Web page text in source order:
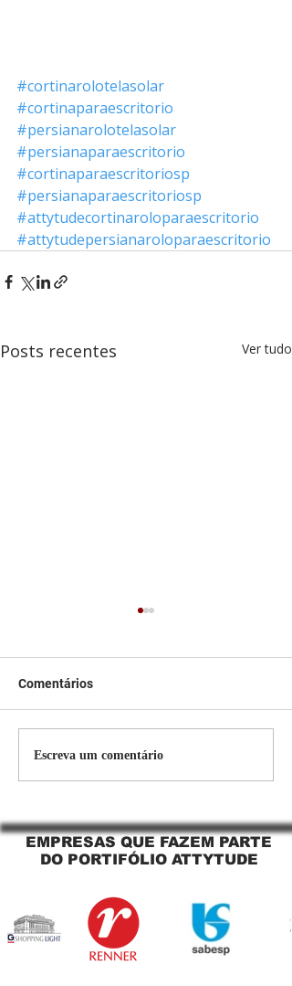
#cortinarolotelasolar
#cortinaparaescritorio
#persianarolotelasolar
#persianaparaescritorio
#cortinaparaescritoriosp
#persianaparaescritoriosp
#attytudecortinaroloparaescritorio
#attytudepersianaroloparaescritorio
Posts recentes Ver tudo
Persiana Rolo Tela Solar:
O Segredo para uma
Comentários
Escreva um comentário
EMPRESAS QUE FAZEM PARTE
DO PORTIFÓLIO ATTYTUDE